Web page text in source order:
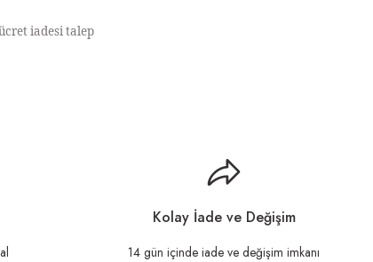
iadesi talep
Kolay İade ve Değişim
14 gün içinde iade ve değişim imkanı